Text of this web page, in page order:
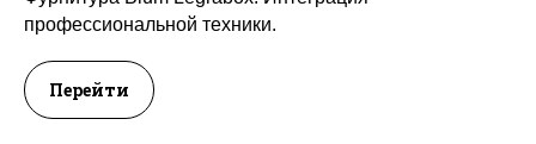
профессиональной техники.
Перейти